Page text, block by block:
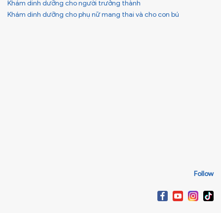
Khám dinh dưỡng cho người trưởng thành
Khám dinh dưỡng cho phụ nữ mang thai và cho con bú
Follow